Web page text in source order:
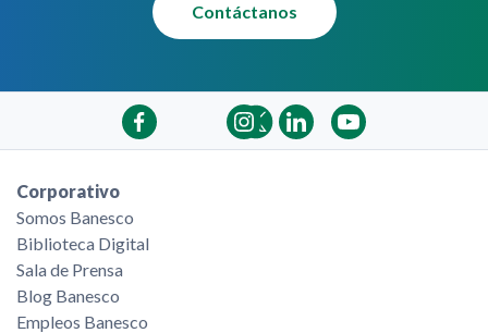
Contáctanos
Corporativo
Somos Banesco
Biblioteca Digital
Sala de Prensa
Blog Banesco
Empleos Banesco